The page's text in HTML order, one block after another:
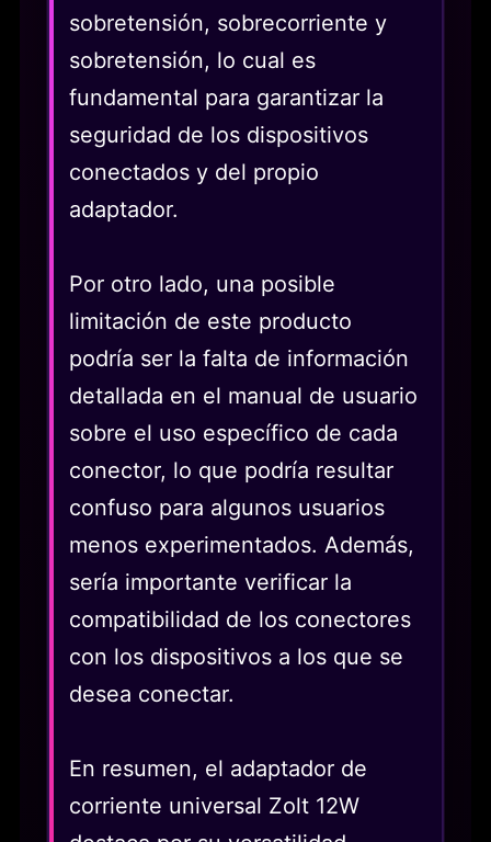
sobretensión, sobrecorriente y
sobretensión, lo cual es
fundamental para garantizar la
seguridad de los dispositivos
conectados y del propio
adaptador.
Por otro lado, una posible
limitación de este producto
podría ser la falta de información
detallada en el manual de usuario
sobre el uso específico de cada
conector, lo que podría resultar
confuso para algunos usuarios
menos experimentados. Además,
sería importante verificar la
compatibilidad de los conectores
con los dispositivos a los que se
desea conectar.
En resumen, el adaptador de
corriente universal Zolt 12W